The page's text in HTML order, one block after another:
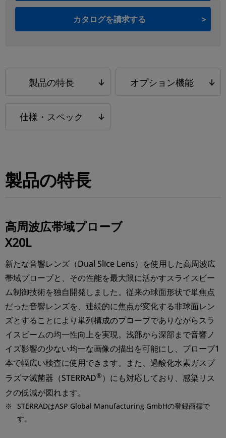
カタログを請求する
製品の特長 オプション機能
仕様・スペック
製品の特長
高周波広帯域プローブ
X20L
新たな音響レンズ（Dual Slice Lens）を使用した高周波広
帯域プローブと、その性能を最大限に活かすスライスビー
ム制御技術を独自開発しました。従来の球面形状で単焦点
だった音響レンズを、連続的に焦点が変化する非球面レン
ズとすることにより単列構成のプローブでありながらスラ
イスビームの均一性向上を実現。浅部から深部まで音響ノ
イズ影響の少ない均一な画像の描出を可能にし、プローブ1
本で幅広い検査に使用できます。また、過酸化水素ガスプ
ラズマ滅菌器（STERRAD®）にも対応しており、感染リス
クの低減が図れます。
※
STERRADはASP Global Manufacturing GmbHの登録商標で
す。